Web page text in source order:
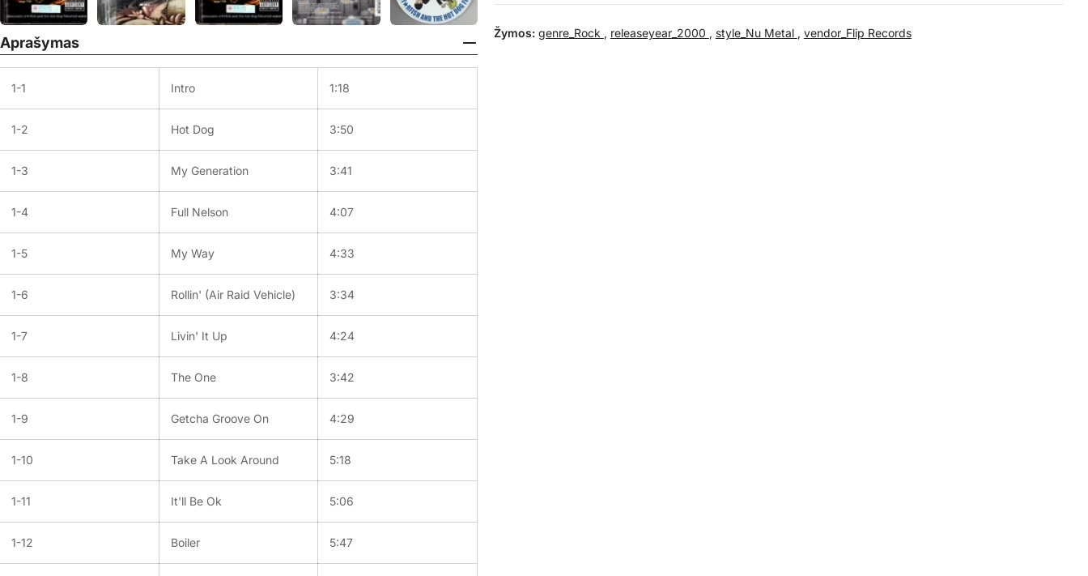
Aprašymas
1-1 Intro 1:18
1-2 Hot Dog 3:50
1-3 My Generation 3:41
1-4 Full Nelson 4:07
1-5 My Way 4:33
1-6 Rollin' (Air Raid Vehicle) 3:34
1-7 Livin' It Up 4:24
1-8 The One 3:42
1-9 Getcha Groove On 4:29
1-10 Take A Look Around 5:18
1-11 It'll Be Ok 5:06
1-12 Boiler 5:47
Žymos: genre_Rock , releaseyear_2000 , style_Nu Metal , vendor_Flip Records